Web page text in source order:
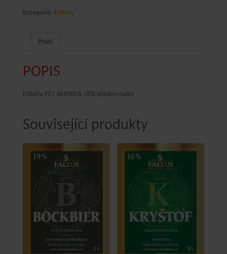
přední+zadní
Kategorie: Etikety
Popis
POPIS
Etiketa PET ANDREA 18% přední+zadní
Související produkty